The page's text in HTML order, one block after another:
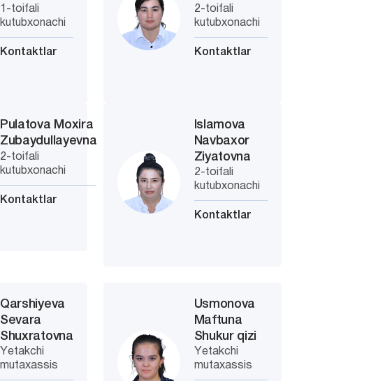
1-toifali
kutubxonachi
Kontaktlar
2-toifali
kutubxonachi
Kontaktlar
Pulatova Moxira
Zubaydullayevna
2-toifali
kutubxonachi
Kontaktlar
Islamova
Navbaxor
Ziyatovna
2-toifali
kutubxonachi
Kontaktlar
Qarshiyeva
Sevara
Shuxratovna
Yetakchi
mutaxassis
Usmonova
Maftuna
Shukur qizi
Yetakchi
mutaxassis